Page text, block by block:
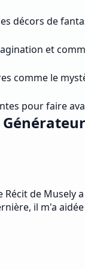
décors de
et
comme le
pour faire
de
il m'a